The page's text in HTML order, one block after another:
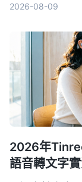
2026-08-09
2026年
語音轉文字